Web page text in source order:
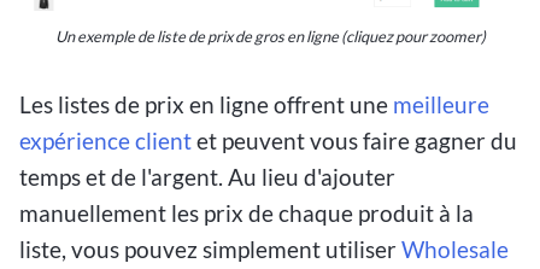
Un exemple de liste de prix de gros en ligne(cliquez pour zoomer)
Les listes de prix en ligne offrent une meilleure
expérience clientet peuvent vous faire gagner du
temps et de l'argent. Au lieu d'ajouter
manuellement les prix de chaque produit à la
liste, vous pouvez simplement utiliserWholesale